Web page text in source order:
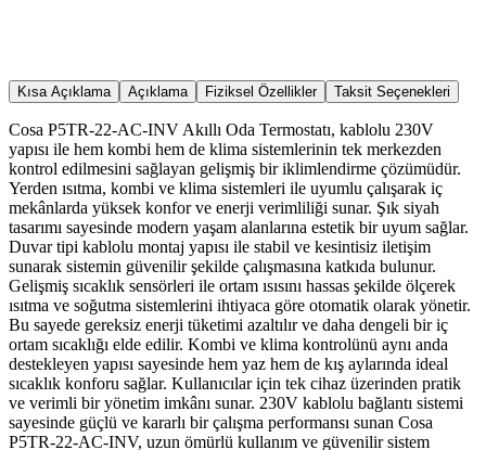
Kısa Açıklama Açıklama Fiziksel Özellikler Taksit Seçenekleri
Cosa P5TR-22-AC-INV Akıllı Oda Termostatı, kablolu 230V
yapısı ile hem kombi hem de klima sistemlerinin tek merkezden
kontrol edilmesini sağlayan gelişmiş bir iklimlendirme çözümüdür.
Yerden ısıtma, kombi ve klima sistemleri ile uyumlu çalışarak iç
mekânlarda yüksek konfor ve enerji verimliliği sunar. Şık siyah
tasarımı sayesinde modern yaşam alanlarına estetik bir uyum sağlar.
Duvar tipi kablolu montaj yapısı ile stabil ve kesintisiz iletişim
sunarak sistemin güvenilir şekilde çalışmasına katkıda bulunur.
Gelişmiş sıcaklık sensörleri ile ortam ısısını hassas şekilde ölçerek
ısıtma ve soğutma sistemlerini ihtiyaca göre otomatik olarak yönetir.
Bu sayede gereksiz enerji tüketimi azaltılır ve daha dengeli bir iç
ortam sıcaklığı elde edilir. Kombi ve klima kontrolünü aynı anda
destekleyen yapısı sayesinde hem yaz hem de kış aylarında ideal
sıcaklık konforu sağlar. Kullanıcılar için tek cihaz üzerinden pratik
ve verimli bir yönetim imkânı sunar. 230V kablolu bağlantı sistemi
sayesinde güçlü ve kararlı bir çalışma performansı sunan Cosa
P5TR-22-AC-INV, uzun ömürlü kullanım ve güvenilir sistem